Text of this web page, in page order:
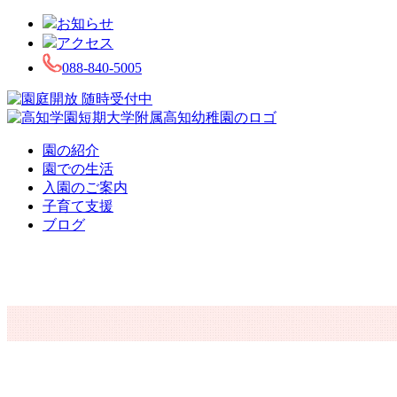
お知らせ
アクセス
088-840-5005
園の紹介
園での生活
入園のご案内
子育て支援
ブログ